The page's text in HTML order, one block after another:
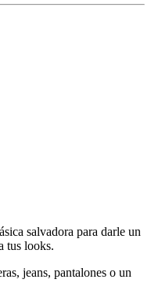
salvadora para darle un
tus looks.
jeans, pantalones o un